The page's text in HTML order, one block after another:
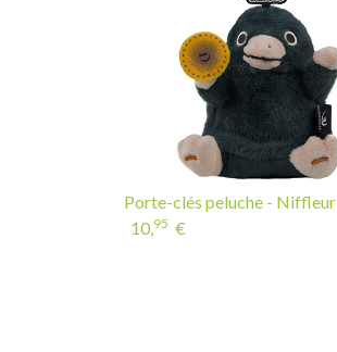
Porte-clés peluche - Niffleur
10,95 €